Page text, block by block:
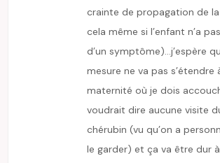
crainte de propagation de
cela même si l’enfant n’a
d’un symptôme)…j’espère
mesure ne va pas s’étendre
maternité où je dois
voudrait dire aucune visite
chérubin (vu qu’on a
le garder) et ça va être dur